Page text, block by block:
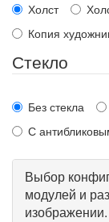
Холст
Копия
Стекло
Без стекла
С
Выбор
модулей и
изображении.